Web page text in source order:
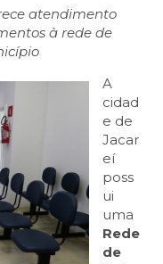
atendimento
à rede de
A
cidad
e de
Jacar
eí
poss
ui
uma
Rede
de